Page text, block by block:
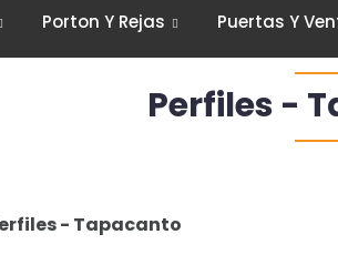
Porton Y Rejas Puertas Y
Perfiles -
- Tapacanto